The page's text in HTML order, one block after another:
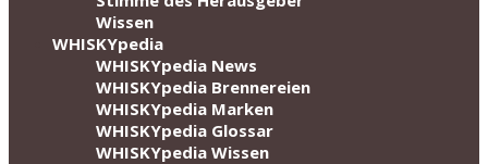
Wissen
WHISKYpedia
WHISKYpedia News
WHISKYpedia Brennereien
WHISKYpedia Marken
WHISKYpedia Glossar
WHISKYpedia Wissen